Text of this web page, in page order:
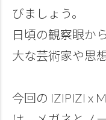
びましょう。
日頃の観察眼か
大な芸術家や思
今回の IZIPIZI x